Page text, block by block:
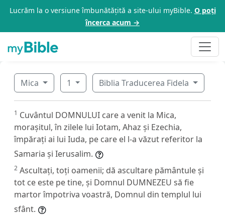
Lucrăm la o versiune îmbunătățită a site-ului myBible. O poți
încerca acum →
Mica 1 Biblia Traducerea Fidela
1 Cuvântul DOMNULUI care a venit la Mica,
morașitul, în zilele lui Iotam, Ahaz și Ezechia,
împărați ai lui Iuda, pe care el l-a văzut referitor la
Samaria și Ierusalim.
2 Ascultați, toți oamenii; dă ascultare pământule și
tot ce este pe tine, și Domnul DUMNEZEU să fie
martor împotriva voastră, Domnul din templul lui
sfânt.